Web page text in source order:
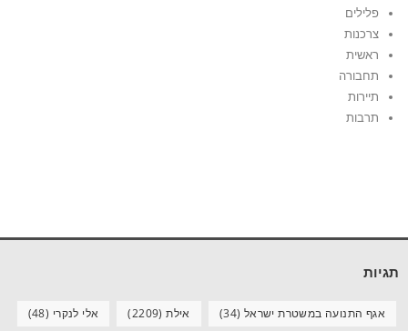
פלילים
צרכנות
ראשית
תחבורה
תיירות
תרבות
תגיות
אגף התנועה במשטרת ישראל (34) אילת(2209) אלי לנקרי (48)